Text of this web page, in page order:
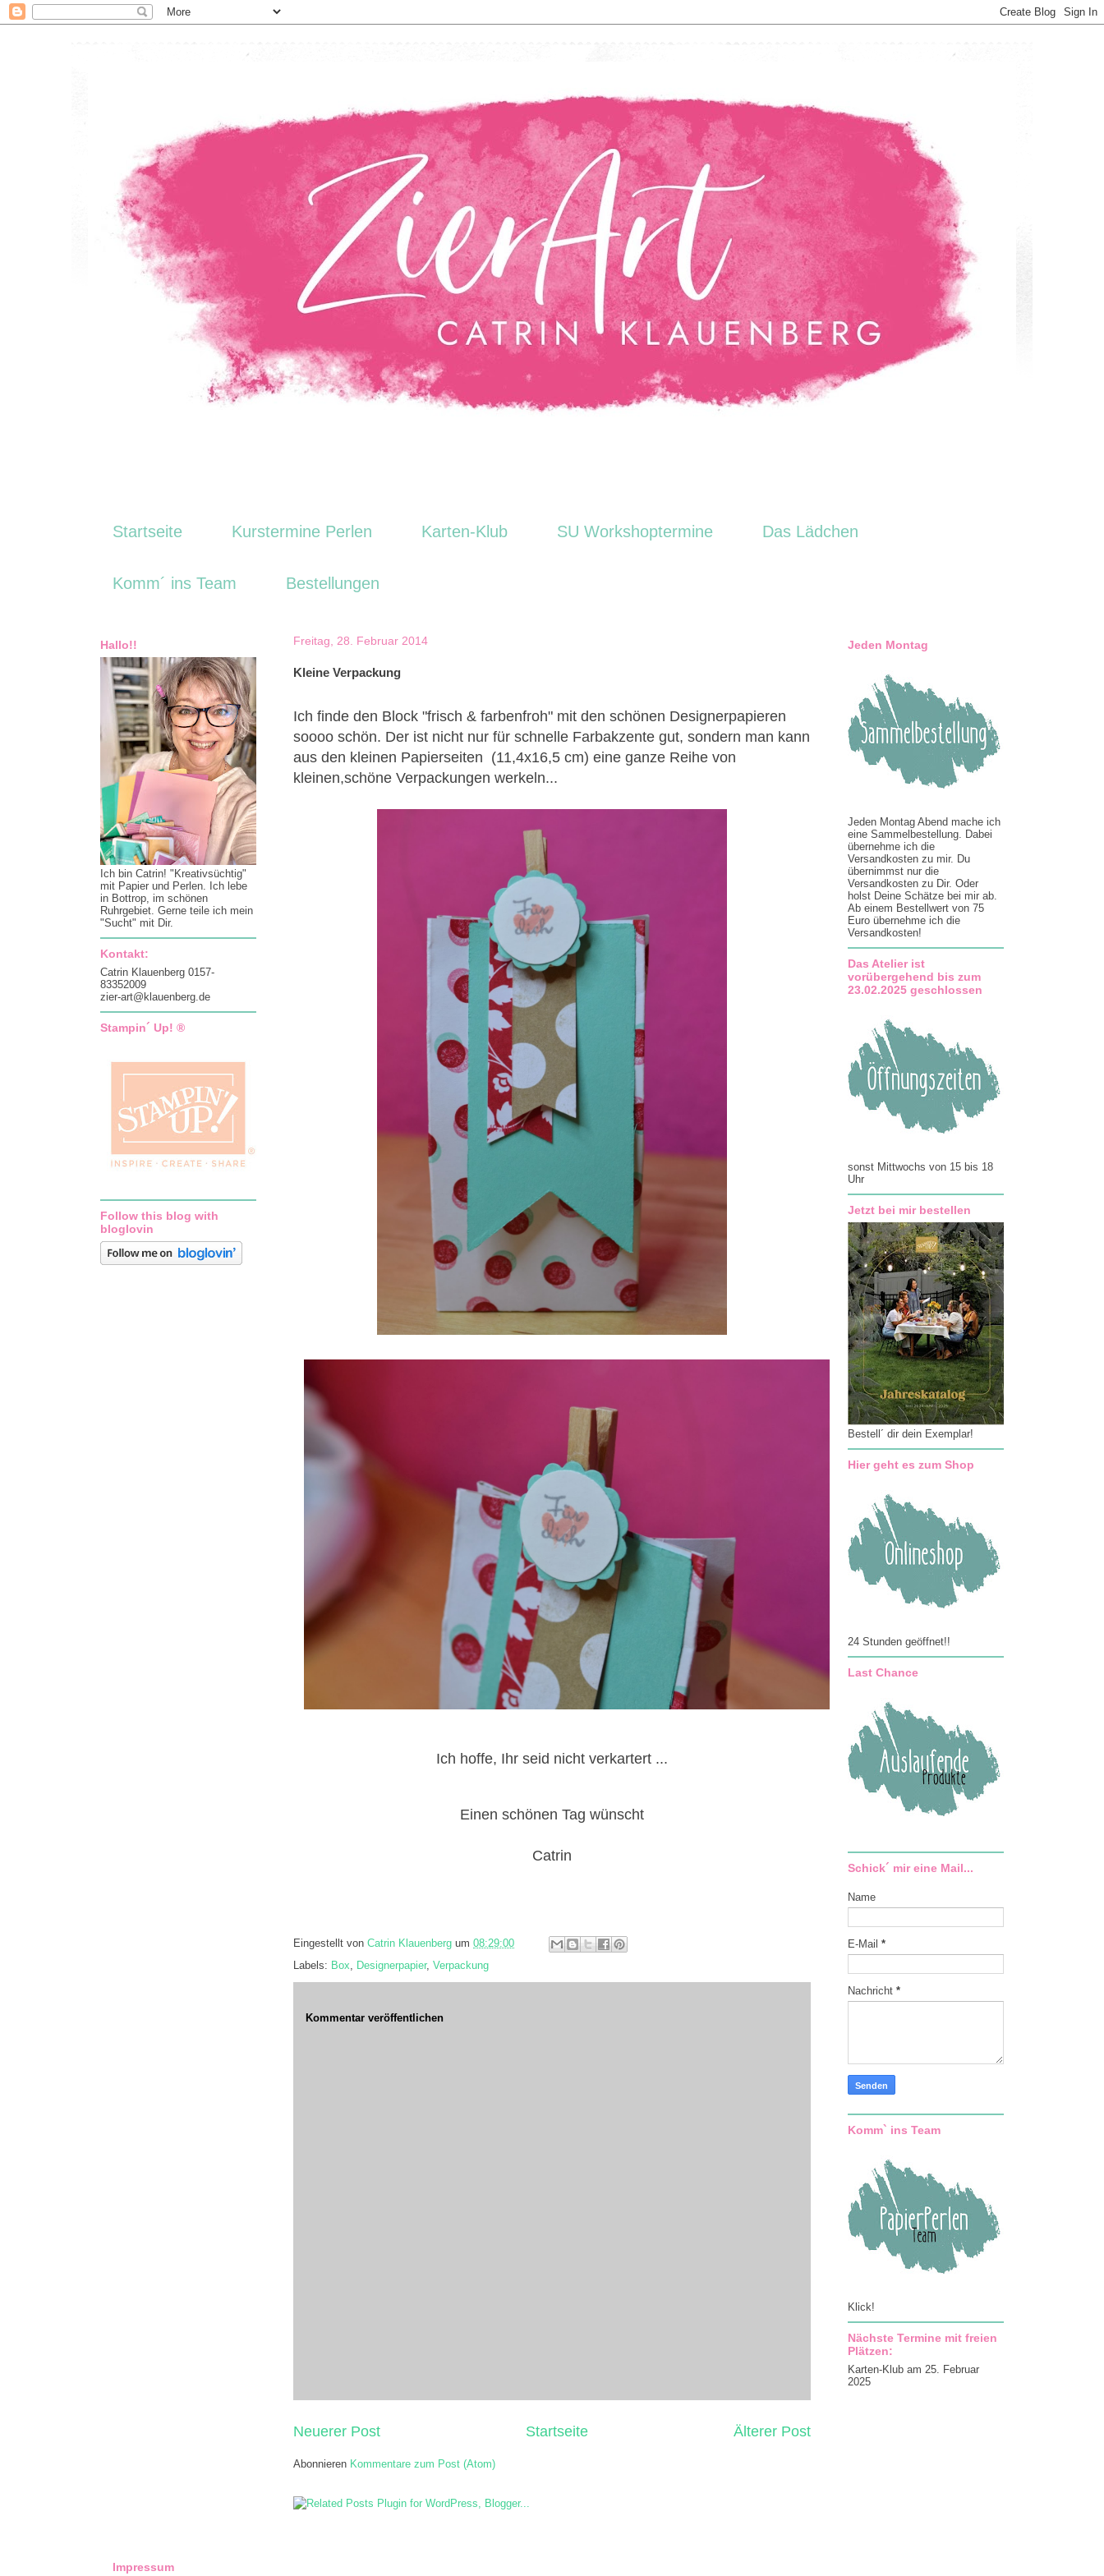
Startseite Kurstermine Perlen Karten-Klub SU Workshoptermine Das Lädchen
Komm´ ins Team Bestellungen
Freitag, 28. Februar 2014
Kleine Verpackung
Ich finde den Block "frisch & farbenfroh" mit den schönen Designerpapieren
soooo schön. Der ist nicht nur für schnelle Farbakzente gut, sondern man kann
aus den kleinen Papierseiten (11,4x16,5 cm) eine ganze Reihe von
kleinen,schöne Verpackungen werkeln...
Ich hoffe, Ihr seid nicht verkartert ...
Einen schönen Tag wünscht
Catrin
Eingestellt von Catrin Klauenberg um 08:29:00
Labels: Box, Designerpapier, Verpackung
Kommentar veröffentlichen
Neuerer Post Älterer Post
Startseite
Abonnieren Kommentare zum Post (Atom)
Hallo!!
Ich bin Catrin! "Kreativsüchtig"
mit Papier und Perlen. Ich lebe
in Bottrop, im schönen
Ruhrgebiet. Gerne teile ich mein
"Sucht" mit Dir.
Kontakt:
Catrin Klauenberg 0157-
83352009
zier-art@klauenberg.de
Stampin´ Up! ®
Follow this blog with
bloglovin
Jeden Montag
Jeden Montag Abend mache ich
eine Sammelbestellung. Dabei
übernehme ich die
Versandkosten zu mir. Du
übernimmst nur die
Versandkosten zu Dir. Oder
holst Deine Schätze bei mir ab.
Ab einem Bestellwert von 75
Euro übernehme ich die
Versandkosten!
Das Atelier ist
vorübergehend bis zum
23.02.2025 geschlossen
sonst Mittwochs von 15 bis 18
Uhr
Jetzt bei mir bestellen
Bestell´ dir dein Exemplar!
Hier geht es zum Shop
24 Stunden geöffnet!!
Last Chance
Schick´ mir eine Mail...
Name
E-Mail *
Nachricht *
Komm` ins Team
Klick!
Nächste Termine mit freien
Plätzen:
Karten-Klub am 25. Februar
2025
Impressum